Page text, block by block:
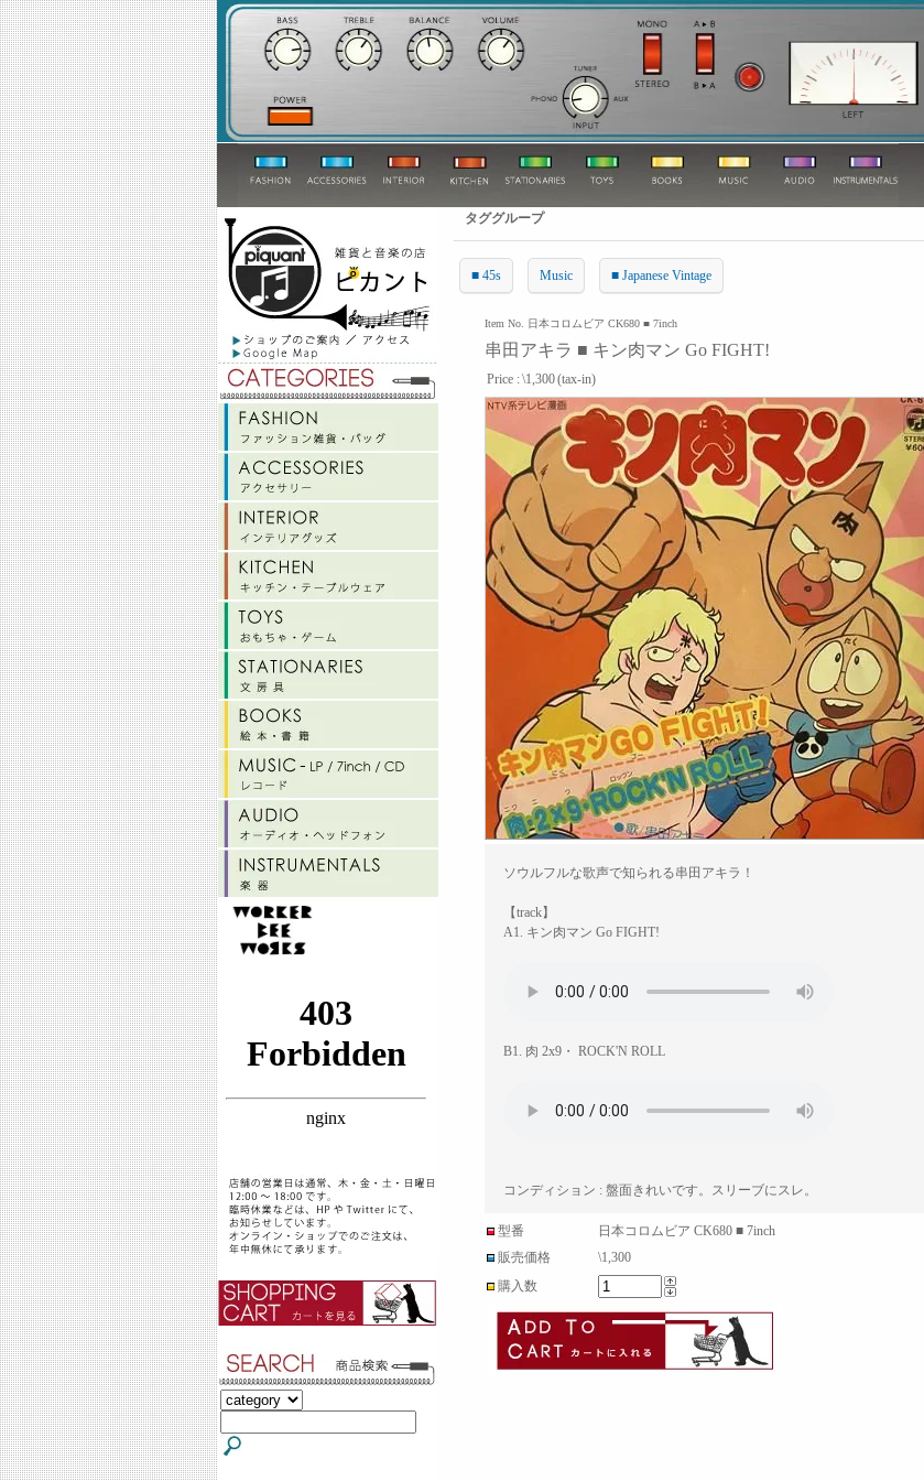
タググループ
■ 45s Music ■ Japanese Vintage
Item No. 日本コロムビア CK680 ■ 7inch
串田アキラ ■ キン肉マン Go FIGHT!
Price :\1,300(tax-in)
ソウルフルな歌声で知られる串田アキラ！
【track】
A1. キン肉マン Go FIGHT!
B1. 肉 2x9・ ROCK'N ROLL
コンディション : 盤面きれいです。スリーブにスレ。
型番
日本コロムビア CK680 ■ 7inch
販売価格
\1,300
購入数